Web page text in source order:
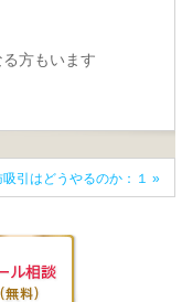
方もいます
引はどうやるのか：１ »